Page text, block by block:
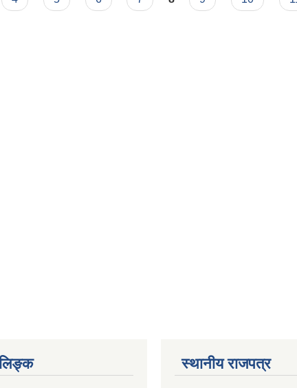
लिङ्क स्थानीय राजपत्र